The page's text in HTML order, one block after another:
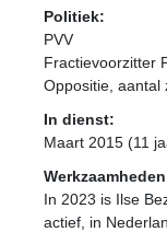
Politiek:
PVV
Fractievoorzitter
Oppositie ,
In dienst:
Maart 2015 (11
In 2023 is Ilse
actief, in